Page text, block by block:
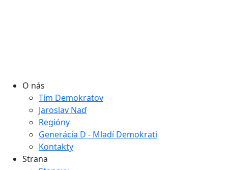
O nás
Tím Demokratov
Jaroslav Naď
Regióny
Generácia D - Mladí Demokrati
Kontakty
Strana